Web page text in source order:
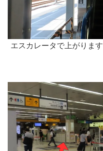
エスカレータで上がります